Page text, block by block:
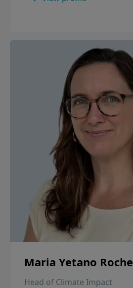
Maria Yetano Roche
Head of Climate Impact